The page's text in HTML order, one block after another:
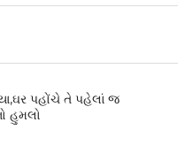
પહોંચે તે પહેલાં જ
હુમલો